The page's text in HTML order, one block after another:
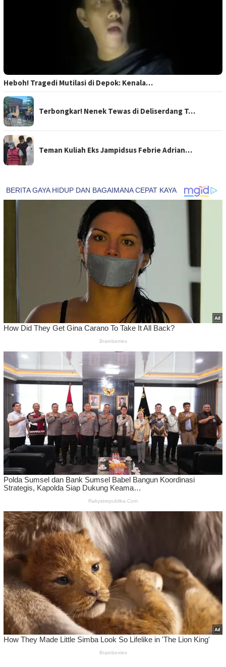
Heboh! Tragedi Mutilasi di Depok: Kenala…
Terbongkar! Nenek Tewas di Deliserdang T…
Teman Kuliah Eks Jampidsus Febrie Adrian…